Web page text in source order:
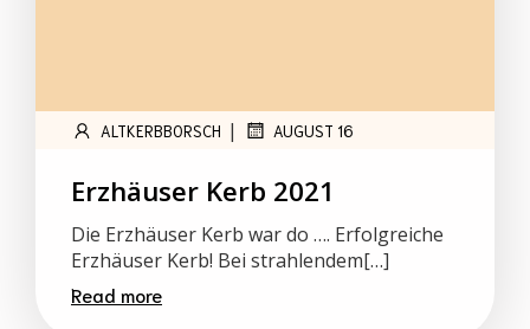
ALTKERBBORSCH | AUGUST 16
Erzhäuser Kerb 2021
Die Erzhäuser Kerb war do …. Erfolgreiche
Erzhäuser Kerb! Bei strahlendem[…]
Read more